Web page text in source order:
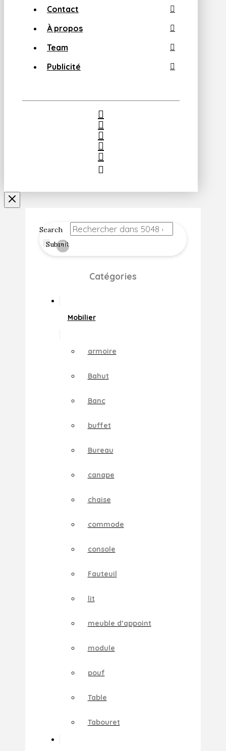
Contact
À propos
Team
Publicité
Search
Submit
Clear
Catégories
Mobilier
armoire
Bahut
Banc
buffet
Bureau
canape
chaise
commode
console
Fauteuil
lit
meuble d’appoint
module
pouf
Table
Tabouret